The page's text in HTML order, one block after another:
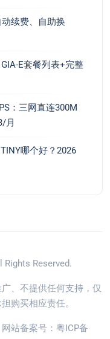
续费、自助换
E套餐列表+完整
：三网直连300M
月
哪个好？2026
Rights Reserved.
、不提供任何支持，仅
购买相应责任。
网站备案号： 粤ICP备